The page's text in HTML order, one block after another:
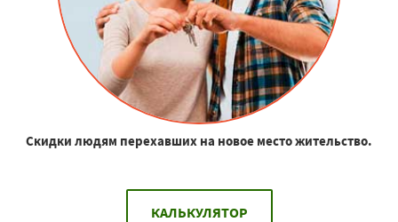
Скидки людям перехавших на новое место жительство.
КАЛЬКУЛЯТОР